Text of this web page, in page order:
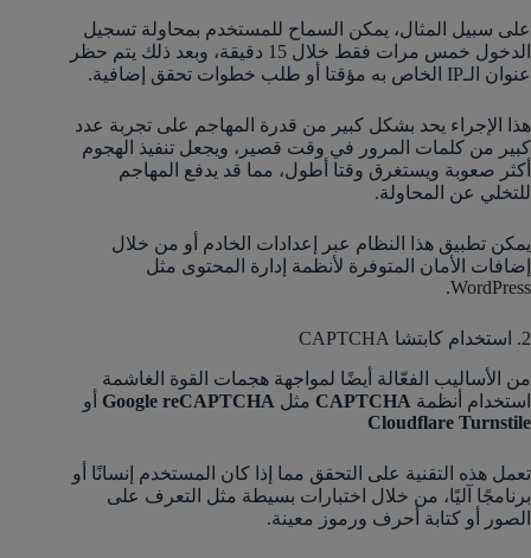
على سبيل المثال، يمكن السماح للمستخدم بمحاولة تسجيل
الدخول خمس مرات فقط خلال 15 دقيقة، وبعد ذلك يتم حظر
عنوان الـIP الخاص به مؤقتا أو طلب خطوات تحقق إضافية.
هذا الإجراء يحد بشكل كبير من قدرة المهاجم على تجربة عدد
كبير من كلمات المرور في وقت قصير، ويجعل تنفيذ الهجوم
أكثر صعوبة ويستغرق وقتا أطول، مما قد يدفع المهاجم
للتخلي عن المحاولة.
يمكن تطبيق هذا النظام عبر إعدادات الخادم أو من خلال
إضافات الأمان المتوفرة لأنظمة إدارة المحتوى مثل
WordPress.
2. استخدام كابتشا CAPTCHA
من الأساليب الفعّالة أيضًا لمواجهة هجمات القوة الغاشمة
استخدام أنظمة CAPTCHA مثل Google reCAPTCHA أو
Cloudflare Turnstile
تعمل هذه التقنية على التحقق مما إذا كان المستخدم إنسانًا أو
برنامجًا آليًا، من خلال اختبارات بسيطة مثل التعرف على
الصور أو كتابة أحرف ورموز معينة.